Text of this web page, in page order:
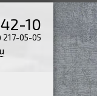
10
217-05-05